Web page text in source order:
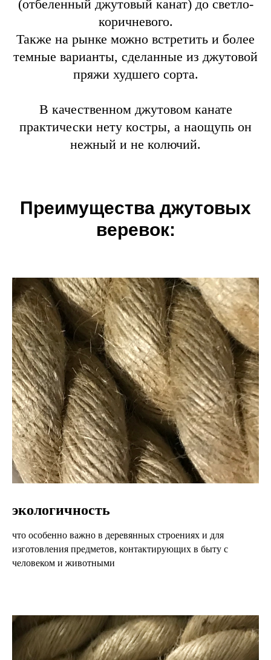
(отбеленный джутовый канат) до светло-
коричневого.
Также на рынке можно встретить и более
темные варианты, сделанные из джутовой
пряжи худшего сорта.
В качественном джутовом канате
практически нету костры, а наощупь он
нежный и не колючий.
Преимущества джутовых
веревок:
экологичность
что особенно важно в деревянных строениях и для
изготовления предметов, контактирующих в быту с
человеком и животными